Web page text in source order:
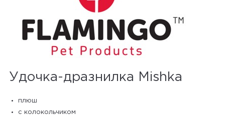
Удочка-дразнилка Mishka
плюш
с колокольчиком